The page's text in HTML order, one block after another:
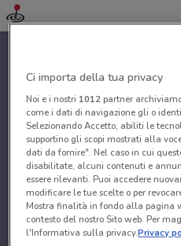
Ci importa della tua privacy
Noi e i nostri 1012partner
come i dati di navigazione gli o
Selezionando Accetto, abiliti le
supportino gli scopi mostrati alla
dati da fornire". Nel caso in cui
disabilitate, alcuni contenuti e
essere rilevanti. Puoi accedere
modificare le tue scelte o per
Mostra finalità in fondo alla pagina
contesto del nostro Sito web. Per
l'Informativa sulla privacy.Privacy